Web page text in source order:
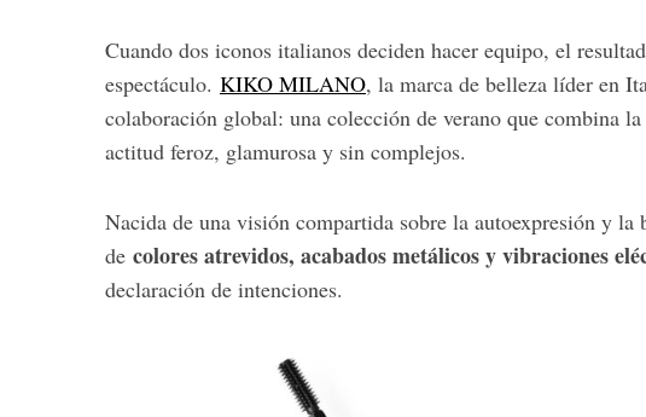
Cuando dos iconos italianos deciden hacer equipo, el
espectáculo. KIKO MILANO, la marca de belleza líder en
colaboración global: una colección de verano que combina la
actitud feroz, glamurosa y sin complejos.
Nacida de una visión compartida sobre la autoexpresión y
de colores atrevidos, acabados metálicos y vibraciones
declaración de intenciones.
h
f
o